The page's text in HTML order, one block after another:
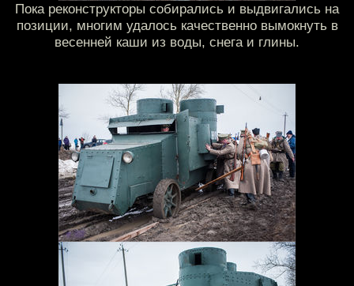
Пока реконструкторы собирались и выдвигались на
позиции, многим удалось качественно вымокнуть в
весенней каши из воды, снега и глины.